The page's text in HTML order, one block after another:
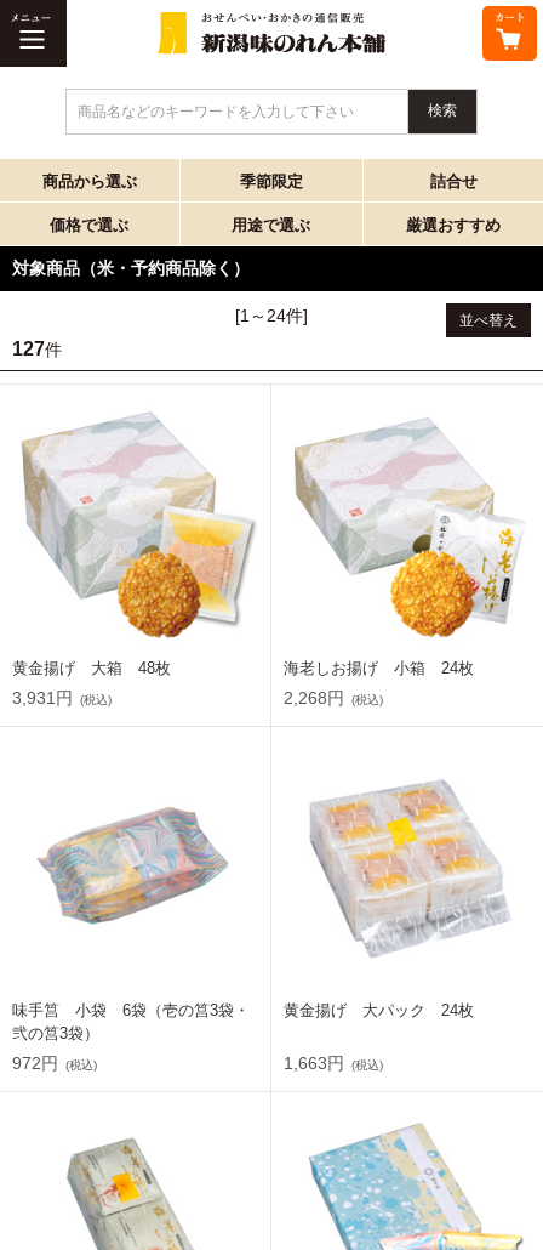
商品名などのキーワードを入力して下さい
商品から選ぶ 季節限定 詰合せ
価格で選ぶ 用途で選ぶ 厳選おすすめ
対象商品（米・予約商品除く）
並べ替え
[1～24件]
127件
黄金揚げ 大箱 48枚
3,931円 (税込)
海老しお揚げ 小箱 24枚
2,268円 (税込)
味手筥 小袋 6袋（壱の筥3袋・
弐の筥3袋）
972円 (税込)
黄金揚げ 大パック 24枚
1,663円 (税込)